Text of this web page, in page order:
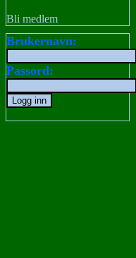
Bli medlem
Brukernavn:
Passord: